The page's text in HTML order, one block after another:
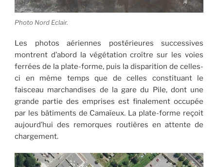
Photo Nord Eclair.
Les photos aériennes postérieures successives
montrent d’abord la végétation croître sur les voies
ferrées de la plate-forme, puis la disparition de celles-
ci en même temps que de celles constituant le
faisceau marchandises de la gare du Pile, dont une
grande partie des emprises est finalement occupée
par les bâtiments de Camaïeux. La plate-forme reçoit
aujourd’hui des remorques routières en attente de
chargement.